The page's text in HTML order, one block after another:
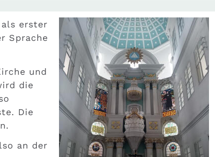
erster
Sprache
und
die
Die
an der